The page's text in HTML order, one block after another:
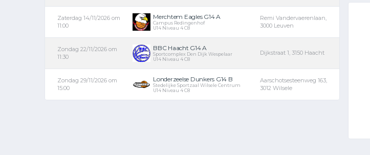
Zaterdag 14/11/2026 om
11:00
Merchtem Eagles G14 A
Campus Redingenhof
U14 Niveau 4 C8
Remi Vandervaerenlaan,
3000 Leuven
Zondag 22/11/2026 om
11:30
BBC Haacht G14 A
Sportcomplex Den Dijk Wespelaar
U14 Niveau 4 C8
Dijkstraat 1, 3150 Haacht
Zondag 29/11/2026 om
15:00
Londerzeelse Dunkers G14 B
Stedelijke Sportzaal Wilsele Centrum
U14 Niveau 4 C8
Aarschotsesteenweg 163,
3012 Wilsele